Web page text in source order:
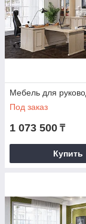
орнамент,
заметны
будет
Мебель
«RAUT»:
Мебель для
Под заказ
1 073 500 ₸
Купить